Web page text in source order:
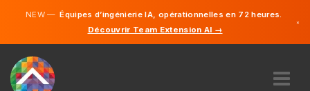
NEW —Équipes d’ingénierie IA, opérationnelles en 72 heures.
Découvrir Team Extension AI →
×